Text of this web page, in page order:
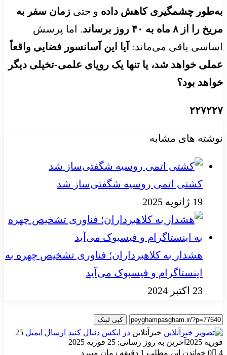
به‌طور چشمگیری کاهش داده و حتی زمان سفر به
مریخ را از ۸ ماه به ۴۰ روز برساند
. اما پرسش
اساسی باقی می‌ماند: آیا این آسانسور فضایی واقعاً
عملی خواهد شد، یا تنها یک رویای علمی-تخیلی دیگر
خواهد بود؟
۲۲۷۲۲۷
نوشته های مشابه
کشتی اتمی روسیه شگفتی‌ساز شد
19 ژانویه 2025
هشدار به کلاهبرداران؛ فناوری تشخیص چهره به
اینستاگرام و فیسبوک می‌آید
23 اکتبر 2024
کپی لینک
خبرآنلاین در ایکس دنبال کنید ارسال ایمیل 25
فوریه 2025
آخرین به روز رسانی: 25 فوریه 2025
0
4 خواندن این مطلب 1 دقیقه زمان میبرد